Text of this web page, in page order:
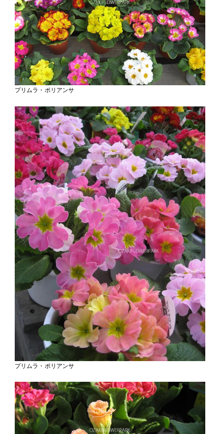
プリムラ・ポリアンサ
プリムラ・ポリアンサ